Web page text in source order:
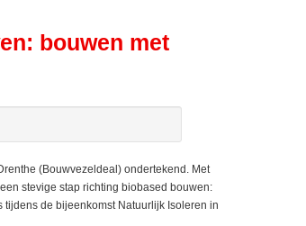
bouwen met
(Bouwvezeldeal) ondertekend. Met
stevige stap richting biobased bouwen:
de bijeenkomst Natuurlijk Isoleren in